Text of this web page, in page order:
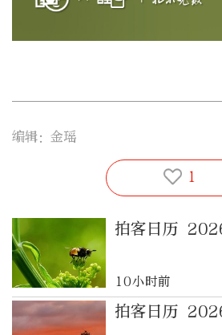
编辑：金瑶
1
拍客日历
10小时前
拍客日历